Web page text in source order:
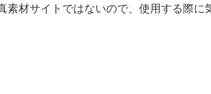
素材サイトではないので、使用する際に